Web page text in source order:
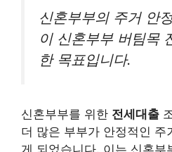
신혼부부의 주거 안
이 신혼부부 버팀목
한 목표입니다.
신혼부부를 위한 전세대출
더 많은 부부가 안정적인 주